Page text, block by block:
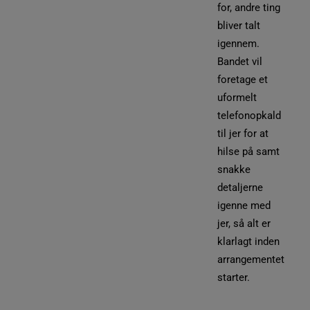
for, andre ting
bliver talt
igennem.
Bandet vil
foretage et
uformelt
telefonopkald
til jer for at
hilse på samt
snakke
detaljerne
igenne med
jer, så alt er
klarlagt inden
arrangementet
starter.